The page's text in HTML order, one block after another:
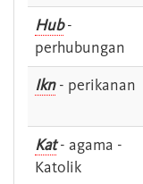
Hub-
perhubungan
Ikn- perikanan
Kat- agama -
Katolik